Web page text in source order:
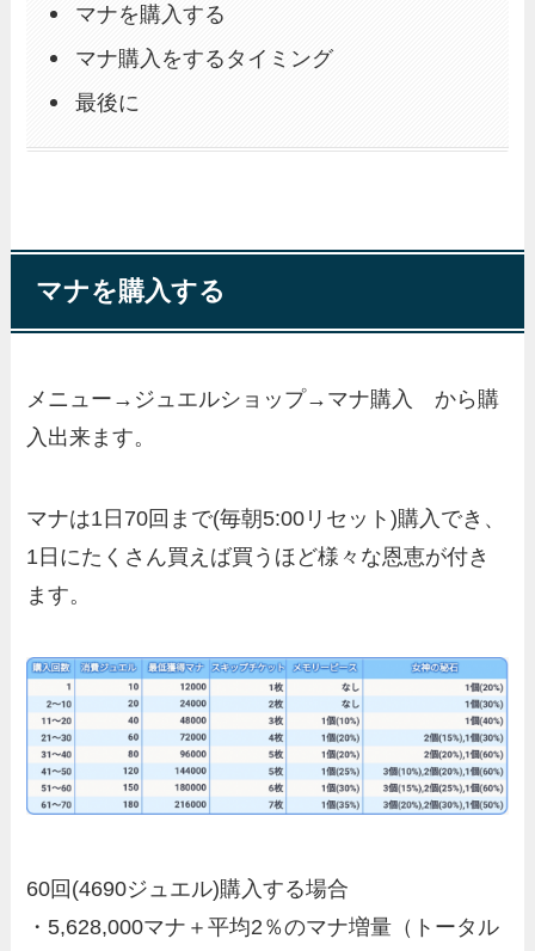
マナを購入する
マナ購入をするタイミング
最後に
マナを購入する
メニュー→ジュエルショップ→マナ購入 から購
入出来ます。
マナは1日70回まで(毎朝5:00リセット)購入でき、
1日にたくさん買えば買うほど様々な恩恵が付き
ます。
60回(4690ジュエル)購入する場合
・ 5,628,000マナ＋平均2％のマナ増量（トータル